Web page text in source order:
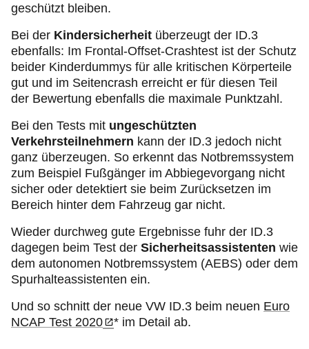
geschützt bleiben.
Bei der Kindersicherheit überzeugt der ID.3
ebenfalls: Im Frontal-Offset-Crashtest ist der Schutz
beider Kinderdummys für alle kritischen Körperteile
gut und im Seitencrash erreicht er für diesen Teil
der Bewertung ebenfalls die maximale Punktzahl.
Bei den Tests mit ungeschützten
Verkehrsteilnehmern kann der ID.3 jedoch nicht
ganz überzeugen. So erkennt das Notbremssystem
zum Beispiel Fußgänger im Abbiegevorgang nicht
sicher oder detektiert sie beim Zurücksetzen im
Bereich hinter dem Fahrzeug gar nicht.
Wieder durchweg gute Ergebnisse fuhr der ID.3
dagegen beim Test der Sicherheitsassistenten wie
dem autonomen Notbremssystem (AEBS) oder dem
Spurhalteassistenten ein.
Und so schnitt der neue VW ID.3 beim neuen Euro
NCAP Test 2020
* im Detail ab.